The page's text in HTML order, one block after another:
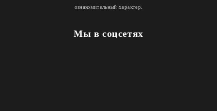
Мы в соцсетях
ознакомительный характер.